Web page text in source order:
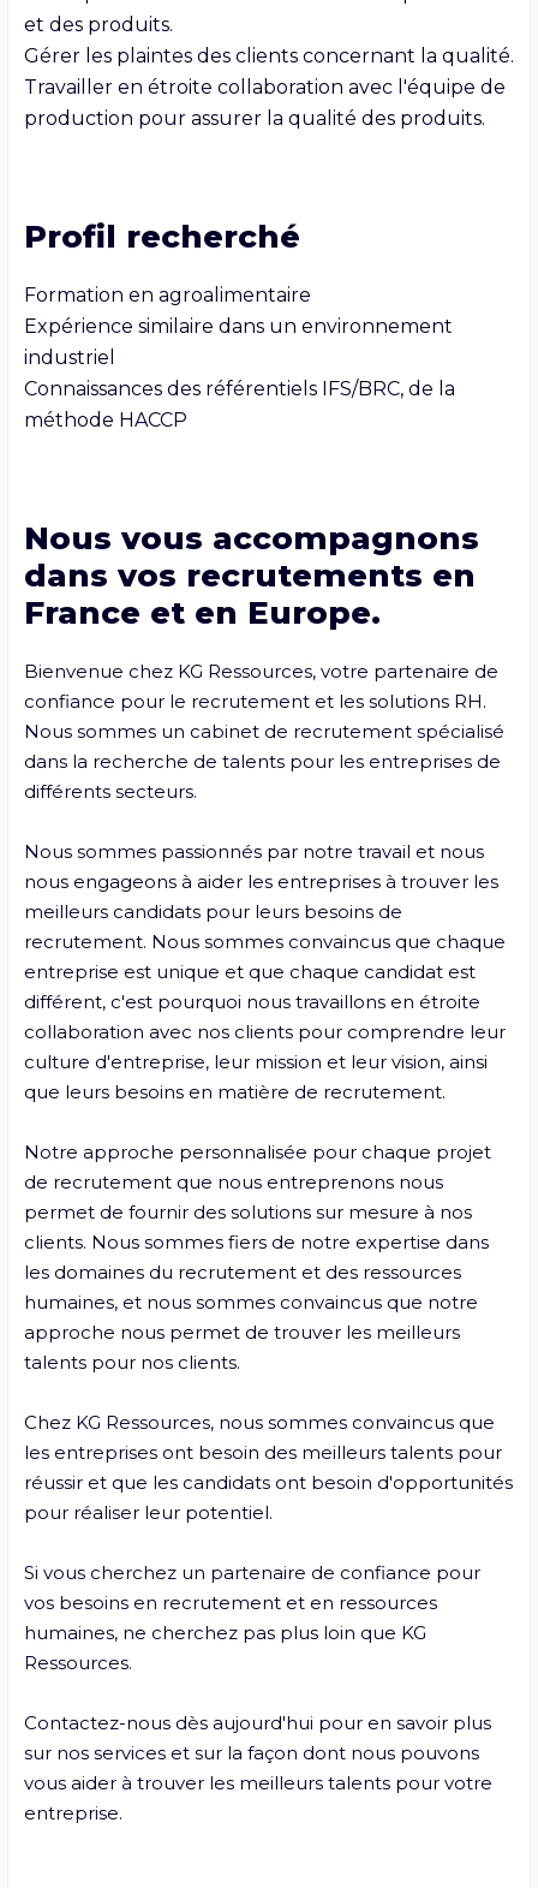
et des produits.
Gérer les plaintes des clients concernant la qualité.
Travailler en étroite collaboration avec l'équipe de
Profil recherché
Formation en agroalimentaire
Expérience similaire dans un environnement
industriel
Connaissances des référentiels IFS/BRC, de la
méthode HACCP
Nous vous accompagnons
dans vos recrutements en
France et en Europe.
Bienvenue chez KG Ressources, votre partenaire de
confiance pour le recrutement et les solutions RH.
Nous sommes un cabinet de recrutement spécialisé
dans la recherche de talents pour les entreprises de
différents secteurs.
Nous sommes passionnés par notre travail et nous
nous engageons à aider les entreprises à trouver les
meilleurs candidats pour leurs besoins de
recrutement. Nous sommes convaincus que chaque
entreprise est unique et que chaque candidat est
différent, c'est pourquoi nous travaillons en étroite
collaboration avec nos clients pour comprendre leur
culture d'entreprise, leur mission et leur vision, ainsi
que leurs besoins en matière de recrutement.
Notre approche personnalisée pour chaque projet
de recrutement que nous entreprenons nous
permet de fournir des solutions sur mesure à nos
clients. Nous sommes fiers de notre expertise dans
les domaines du recrutement et des ressources
humaines, et nous sommes convaincus que notre
approche nous permet de trouver les meilleurs
talents pour nos clients.
Chez KG Ressources, nous sommes convaincus que
les entreprises ont besoin des meilleurs talents pour
réussir et que les candidats ont besoin d'opportunités
pour réaliser leur potentiel.
Si vous cherchez un partenaire de confiance pour
vos besoins en recrutement et en ressources
humaines, ne cherchez pas plus loin que KG
Ressources.
Contactez-nous dès aujourd'hui pour en savoir plus
sur nos services et sur la façon dont nous pouvons
vous aider à trouver les meilleurs talents pour votre
entreprise.